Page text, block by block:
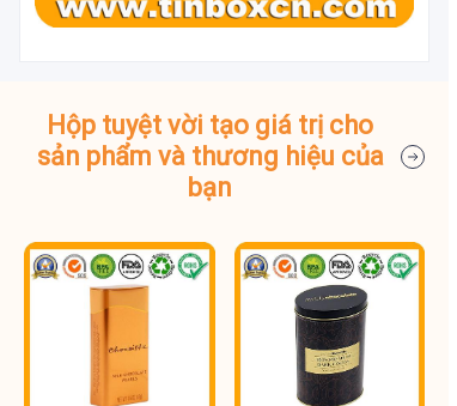
Hộp tuyệt vời tạo giá trị cho
sản phẩm và thương hiệu của
bạn